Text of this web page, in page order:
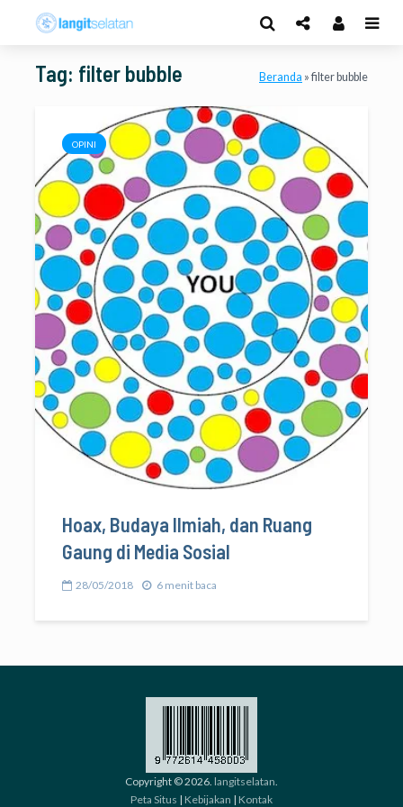
Tag: filter bubble Beranda » filter bubble
OPINI
Hoax, Budaya Ilmiah, dan Ruang
Gaung di Media Sosial
28/05/2018 6 menit baca
Copyright © 2026. langitselatan
Peta Situs | Kebijakan | Kontak